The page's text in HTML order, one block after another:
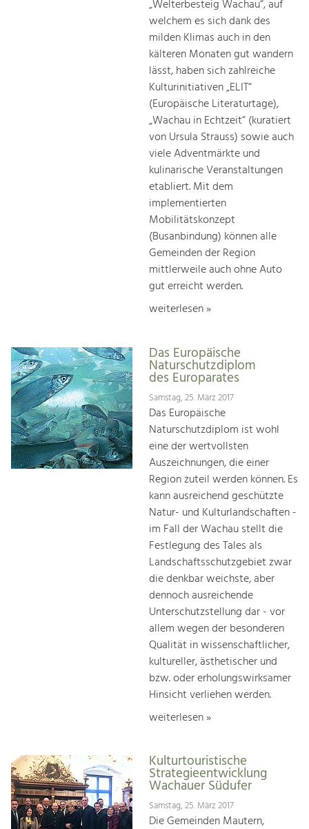
„Welterbesteig Wachau“, auf
welchem es sich dank des
milden Klimas auch in den
kälteren Monaten gut wandern
lässt, haben sich zahlreiche
Kulturinitiativen „ELIT“
(Europäische Literaturtage),
„Wachau in Echtzeit“ (kuratiert
von Ursula Strauss) sowie auch
viele Adventmärkte und
kulinarische Veranstaltungen
etabliert. Mit dem
implementierten
Mobilitätskonzept
(Busanbindung) können alle
Gemeinden der Region
mittlerweile auch ohne Auto
gut erreicht werden.
weiterlesen »
Das Europäische
Naturschutzdiplom
des Europarates
Samstag, 25. März 2017
Das Europäische
Naturschutzdiplom ist wohl
eine der wertvollsten
Auszeichnungen, die einer
Region zuteil werden können. Es
kann ausreichend geschützte
Natur- und Kulturlandschaften -
im Fall der Wachau stellt die
Festlegung des Tales als
Landschaftsschutzgebiet zwar
die denkbar weichste, aber
dennoch ausreichende
Unterschutzstellung dar - vor
allem wegen der besonderen
Qualität in wissenschaftlicher,
kultureller, ästhetischer und
bzw. oder erholungswirksamer
Hinsicht verliehen werden.
weiterlesen »
Kulturtouristische
Strategieentwicklung
Wachauer Südufer
Samstag, 25. März 2017
Die Gemeinden Mautern,